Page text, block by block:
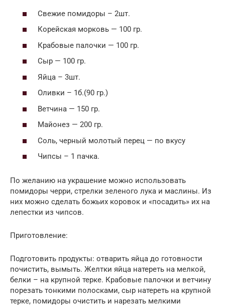
Свежие помидоры – 2шт.
Корейская морковь — 100 гр.
Крабовые палочки — 100 гр.
Сыр — 100 гр.
Яйца – 3шт.
Оливки – 1б.(90 гр.)
Ветчина — 150 гр.
Майонез — 200 гр.
Соль, черный молотый перец — по вкусу
Чипсы – 1 пачка.
По желанию на украшение можно использовать
помидоры черри, стрелки зеленого лука и маслины. Из
них можно сделать божьих коровок и «посадить» их на
лепестки из чипсов.
Приготовление:
Подготовить продукты: отварить яйца до готовности
почистить, вымыть. Желтки яйца натереть на мелкой,
белки – на крупной терке. Крабовые палочки и ветчину
порезать тонкими полосками, сыр натереть на крупной
терке, помидоры очистить и нарезать мелкими